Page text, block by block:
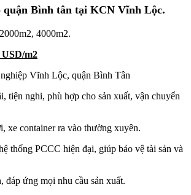
quận Bình tân tại KCN Vĩnh Lộc.
4000m2.
m2
Vĩnh Lộc, quận Bình Tân
tiện nghi, phù hợp cho sản xuất, vận chuyển
xe container ra vào thường xuyên.
thống PCCC hiện đại, giúp bảo vệ tài sản và
đáp ứng mọi nhu cầu sản xuất.